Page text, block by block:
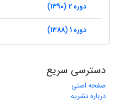
دوره 2 (1390)
دوره 1 (1388)
دسترسی سریع
صفحه اصلی
درباره نشریه